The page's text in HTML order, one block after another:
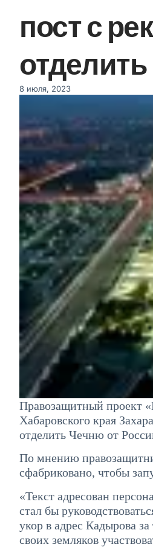
пост с
8 июля, 2023
Правозащитный проект
Хабаровского края
отделить Чечню от
По мнению
сфабриковано, чтобы
«Текст адресован
стал бы
укор в адрес Кадырова
своих земляков